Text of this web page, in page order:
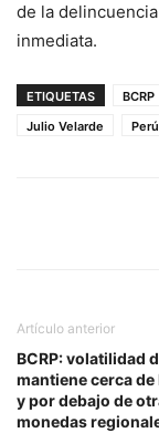
de la
inmediata.
ETIQUETAS BCRP
Julio Velarde
Perú
Artículo anterior
BCRP: volatilidad
mantiene cerca de
y por debajo de
monedas